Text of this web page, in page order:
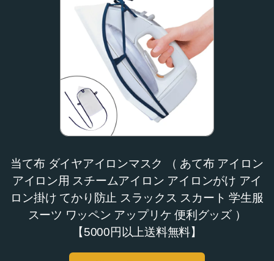
当て布 ダイヤアイロンマスク （ あて布 アイロン
アイロン用 スチームアイロン アイロンがけ アイ
ロン掛け てかり防止 スラックス スカート 学生服
スーツ ワッペン アップリケ 便利グッズ ）
【5000円以上送料無料】